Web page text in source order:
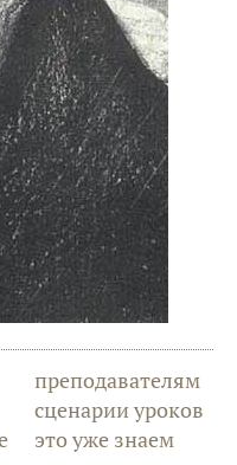
преподавателям
сценарии уроков
это уже знаем